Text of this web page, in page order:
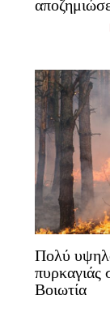
Πολύ
πυρκαγιάς
Βοιωτία